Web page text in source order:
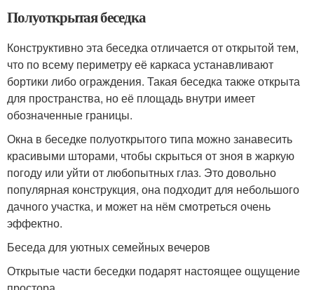
Полуоткрытая беседка
Конструктивно эта беседка отличается от открытой тем,
что по всему периметру её каркаса устанавливают
бортики либо ограждения. Такая беседка также открыта
для пространства, но её площадь внутри имеет
обозначенные границы.
Окна в беседке полуоткрытого типа можно занавесить
красивыми шторами, чтобы скрыться от зноя в жаркую
погоду или уйти от любопытных глаз. Это довольно
популярная конструкция, она подходит для небольшого
дачного участка, и может на нём смотреться очень
эффектно.
Беседа для уютных семейных вечеров
Открытые части беседки подарят настоящее ощущение